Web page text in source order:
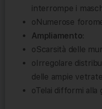
interrompe i
oNumerose
Ampliamento:
oScarsità delle
oIrregolare
delle ampie
oTelai difformi alla